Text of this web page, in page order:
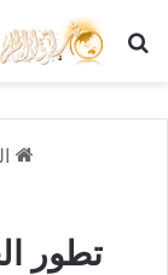
بحث عن
تطور